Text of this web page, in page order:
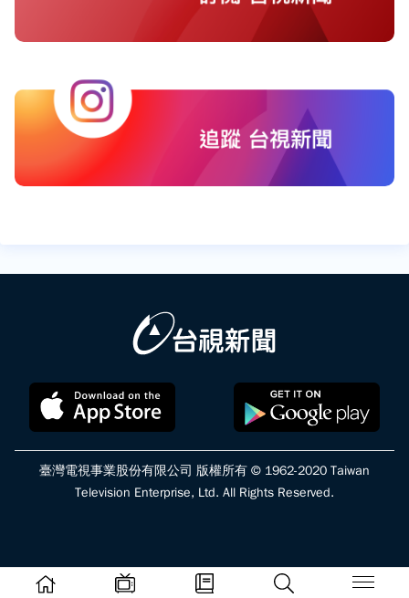
臺灣電視事業股份有限公司 版權所有 © 1962-2020 Taiwan
Television Enterprise, Ltd. All Rights Reserved.